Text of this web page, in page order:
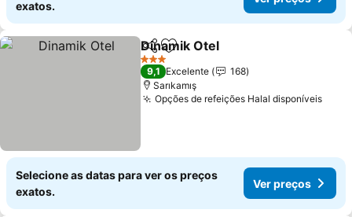
exatos.
PartilharAdicionar aos favoritos
Dinamik Otel
3 Estrelas
9,1 Excelente
168
Sarıkamış
Opções de refeições Halal disponíveis
Selecione as datas para ver os preços
exatos.
Ver preços